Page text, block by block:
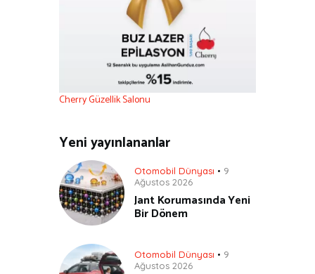
Cherry Güzellik Salonu
Yeni yayınlananlar
Otomobil Dünyası
9
Ağustos 2026
Jant Korumasında Yeni
Bir Dönem
Otomobil Dünyası
9
Ağustos 2026